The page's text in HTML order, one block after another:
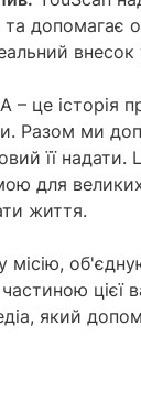
допомагає
внесок
це історія
Разом ми
її
для
життя.
цієї
який